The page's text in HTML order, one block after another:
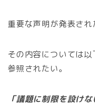
重要な声明が発表され
その内容については
参照されたい。
「議題に制限を設けな